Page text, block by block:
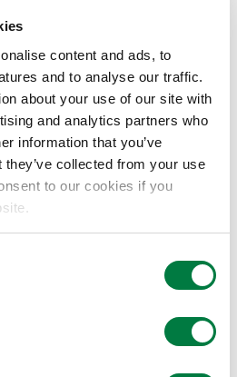
content and ads, to
and to analyse our traffic.
about your use of our site with
and analytics partners who
information that you’ve
collected from your use
to our cookies if you
担当役付執行役員/研究本部担当役
ートラル戦略に関する各施策の適
への転換
効率機器の導入等による省エネ
・Rose Value®製品・サービスの拡
ライシングに伴うコストの低減 等